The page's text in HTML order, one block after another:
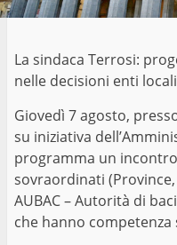
La sindaca Terrosi:
nelle decisioni enti
Giovedì 7 agosto,
su iniziativa
programma un
sovraordinati
AUBAC – Autorità di
che hanno competenza